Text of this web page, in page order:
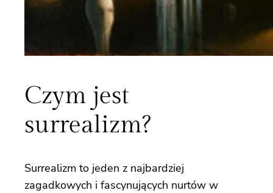
Czym jest
surrealizm?
Surrealizm to jeden z najbardziej
zagadkowych i fascynujących nurtów w